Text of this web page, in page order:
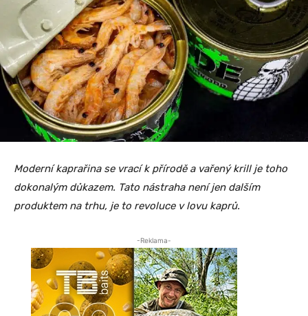
Moderní kaprařina se vrací k přírodě a vařený krill je toho
dokonalým důkazem. Tato nástraha není jen dalším
produktem na trhu, je to revoluce v lovu kaprů.
-Reklama-